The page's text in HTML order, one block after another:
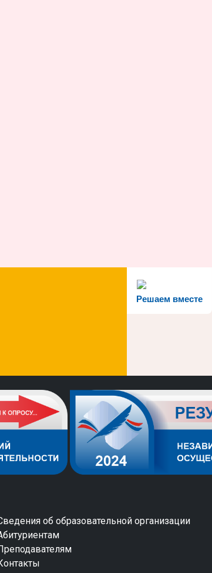
Решаем вместе
об образовательной организации